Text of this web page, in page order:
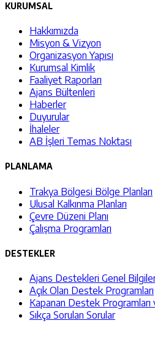
KURUMSAL
Hakkımızda
Misyon & Vizyon
Organizasyon Yapısı
Kurumsal Kimlik
Faaliyet Raporları
Ajans Bültenleri
Haberler
Duyurular
İhaleler
AB İşleri Temas Noktası
PLANLAMA
Trakya Bölgesi Bölge Planları
Ulusal Kalkınma Planları
Çevre Düzeni Planı
Çalışma Programları
DESTEKLER
Ajans Destekleri Genel
Açık Olan Destek Programları
Kapanan Destek Programları
Sıkça Sorulan Sorular